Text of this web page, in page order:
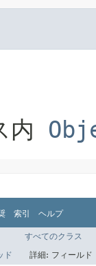
内
索引 ヘルプ
すべてのクラス
ド 詳細: フィール